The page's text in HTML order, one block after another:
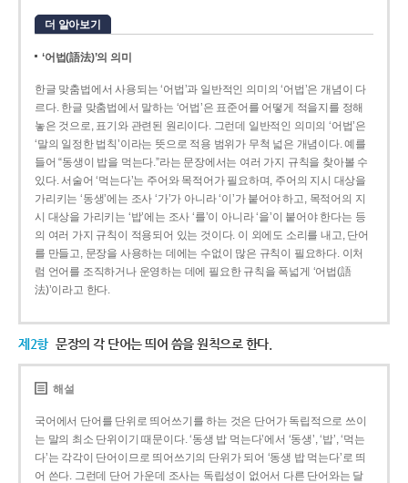
더 알아보기
‘어법(語法)’의 의미
한글 맞춤법에서 사용되는 ‘어법’과 일반적인 의미의 ‘어법’은 개념이 다
르다. 한글 맞춤법에서 말하는 ‘어법’은 표준어를 어떻게 적을지를 정해
놓은 것으로, 표기와 관련된 원리이다. 그런데 일반적인 의미의 ‘어법’은
‘말의 일정한 법칙’이라는 뜻으로 적용 범위가 무척 넓은 개념이다. 예를
들어 “동생이 밥을 먹는다.”라는 문장에서는 여러 가지 규칙을 찾아볼 수
있다. 서술어 ‘먹는다’는 주어와 목적어가 필요하며, 주어의 지시 대상을
가리키는 ‘동생’에는 조사 ‘가’가 아니라 ‘이’가 붙어야 하고, 목적어의 지
시 대상을 가리키는 ‘밥’에는 조사 ‘를’이 아니라 ‘을’이 붙어야 한다는 등
의 여러 가지 규칙이 적용되어 있는 것이다. 이 외에도 소리를 내고, 단어
를 만들고, 문장을 사용하는 데에는 수없이 많은 규칙이 필요하다. 이처
럼 언어를 조직하거나 운영하는 데에 필요한 규칙을 폭넓게 ‘어법(語
法)’이라고 한다.
제2항 문장의 각 단어는 띄어 씀을 원칙으로 한다.
해설
국어에서 단어를 단위로 띄어쓰기를 하는 것은 단어가 독립적으로 쓰이
는 말의 최소 단위이기 때문이다. ‘동생 밥 먹는다’에서 ‘동생’, ‘밥’, ‘먹는
다’는 각각이 단어이므로 띄어쓰기의 단위가 되어 ‘동생 밥 먹는다’로 띄
어 쓴다. 그런데 단어 가운데 조사는 독립성이 없어서 다른 단어와는 달